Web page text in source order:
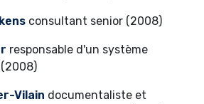
consultant senior (2008)
responsable d'un système
Vilain documentaliste et